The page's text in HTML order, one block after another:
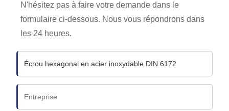
N'hésitez pas à faire votre demande dans le
formulaire ci-dessous. Nous vous répondrons dans
les 24 heures.